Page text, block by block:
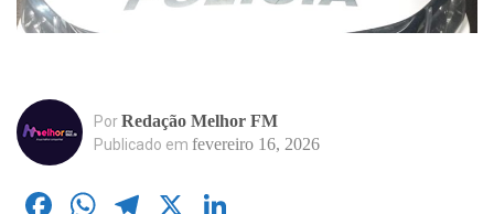
PorRedação Melhor FM
Publicado em fevereiro 16, 2026
Facebook
WhatsApp
Telegram
X